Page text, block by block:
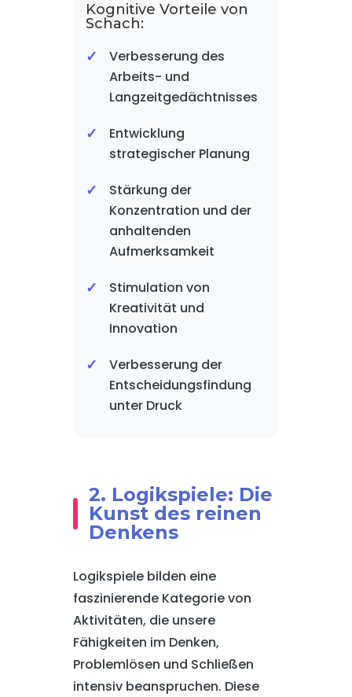
Kognitive Vorteile von
Schach:
Verbesserung des
Arbeits- und
Langzeitgedächtnisses
Entwicklung
strategischer Planung
Stärkung der
Konzentration und der
anhaltenden
Aufmerksamkeit
Stimulation von
Kreativität und
Innovation
Verbesserung der
Entscheidungsfindung
unter Druck
2. Logikspiele: Die
Kunst des reinen
Denkens
Logikspiele bilden eine
faszinierende Kategorie von
Aktivitäten, die unsere
Fähigkeiten im Denken,
Problemlösen und Schließen
intensiv beanspruchen. Diese